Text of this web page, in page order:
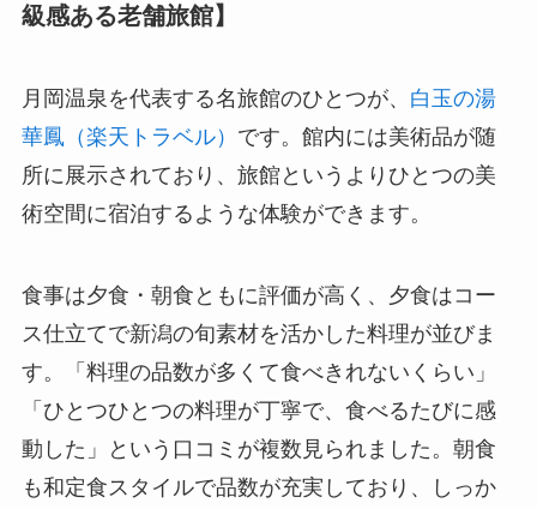
級感ある老舗旅館】
月岡温泉を代表する名旅館のひとつが、 白玉の湯
華鳳（楽天トラベル） です。館内には美術品が随
所に展示されており、旅館というよりひとつの美
術空間に宿泊するような体験ができます。
食事は夕食・朝食ともに評価が高く、夕食はコー
ス仕立てで新潟の旬素材を活かした料理が並びま
す。「料理の品数が多くて食べきれないくらい」
「ひとつひとつの料理が丁寧で、食べるたびに感
動した」という口コミが複数見られました。朝食
も和定食スタイルで品数が充実しており、しっか